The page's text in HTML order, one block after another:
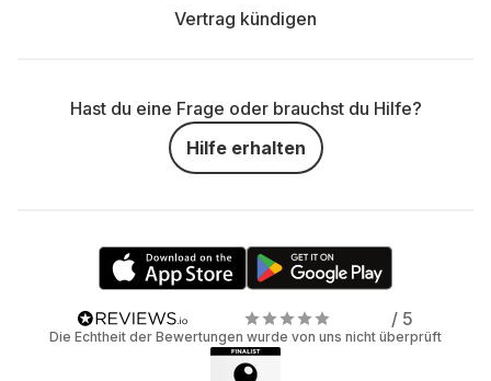
Vertrag kündigen
Hast du eine Frage oder brauchst du Hilfe?
Hilfe erhalten
/ 5
Die Echtheit der Bewertungen wurde von uns nicht überprüft